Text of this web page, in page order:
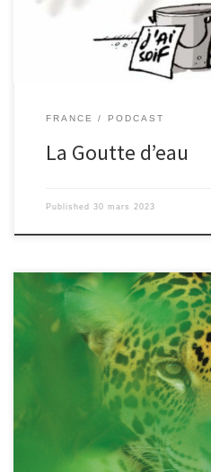
FRANCE PODCAST
La Goutte d’eau
Published 30 mars 2023
Les habitants des deux petites
au centre de la France, se
d’hier : les jaguars du zoo de
traces ! Retour sur cet
heures du matin, le zoo de
général de la gendarmerie du
de deux de leurs jaguars, Aladin
adjudant chef chez […]